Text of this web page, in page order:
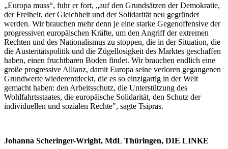
„Europa muss“, fuhr er fort, „auf den Grundsätzen der Demokratie,
der Freiheit, der Gleichheit und der Solidarität neu gegründet
werden. Wir brauchen mehr denn je eine starke Gegenoffensive der
progressiven europäischen Kräfte, um den Angriff der extremen
Rechten und des Nationalismus zu stoppen, die in der Situation, die
die Austeritätspolitik und die Zügellosigkeit des Marktes geschaffen
haben, einen fruchtbaren Boden findet. Wir brauchen endlich eine
große progressive Allianz, damit Europa seine verloren gegangenen
Grundwerte wiederentdeckt, die es so einzigartig in der Welt
gemacht haben: den Arbeitsschutz, die Unterstützung des
Wohlfahrtsstaates, die europäische Solidarität, den Schutz der
individuellen und sozialen Rechte", sagte Tsipras.
Johanna Scheringer-Wright, MdL Thüringen, DIE LINKE